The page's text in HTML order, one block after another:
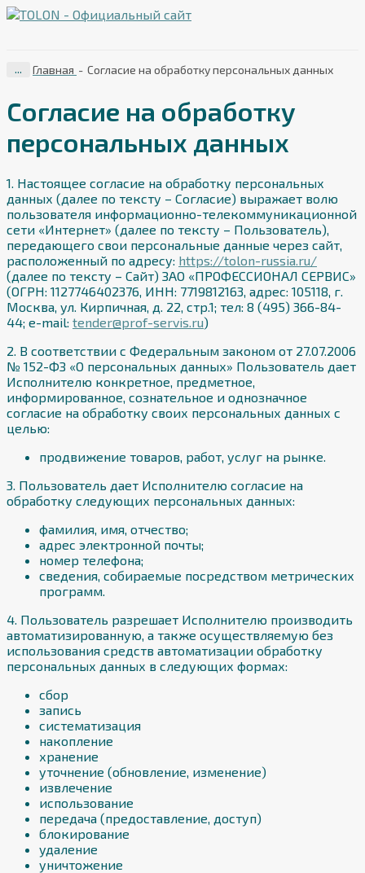
... Главная - Согласие на обработку персональных данных
Согласие на обработку
персональных данных
1. Настоящее согласие на обработку персональных
данных (далее по тексту – Согласие) выражает волю
пользователя информационно-телекоммуникационной
сети «Интернет» (далее по тексту – Пользователь),
передающего свои персональные данные через сайт,
расположенный по адресу: https://tolon-russia.ru/
(далее по тексту – Сайт) ЗАО «ПРОФЕССИОНАЛ СЕРВИС»
(ОГРН: 1127746402376, ИНН: 7719812163, адрес: 105118, г.
Москва, ул. Кирпичная, д. 22, стр.1; тел: 8 (495) 366-84-
44; e-mail: tender@prof-servis.ru)
2. В соответствии с Федеральным законом от 27.07.2006
№ 152-ФЗ «О персональных данных» Пользователь дает
Исполнителю конкретное, предметное,
информированное, сознательное и однозначное
согласие на обработку своих персональных данных с
целью:
продвижение товаров, работ, услуг на рынке.
3. Пользователь дает Исполнителю согласие на
обработку следующих персональных данных:
фамилия, имя, отчество;
адрес электронной почты;
номер телефона;
сведения, собираемые посредством метрических
программ.
4. Пользователь разрешает Исполнителю производить
автоматизированную, а также осуществляемую без
использования средств автоматизации обработку
персональных данных в следующих формах:
сбор
запись
систематизация
накопление
хранение
уточнение (обновление, изменение)
извлечение
использование
передача (предоставление, доступ)
блокирование
удаление
уничтожение